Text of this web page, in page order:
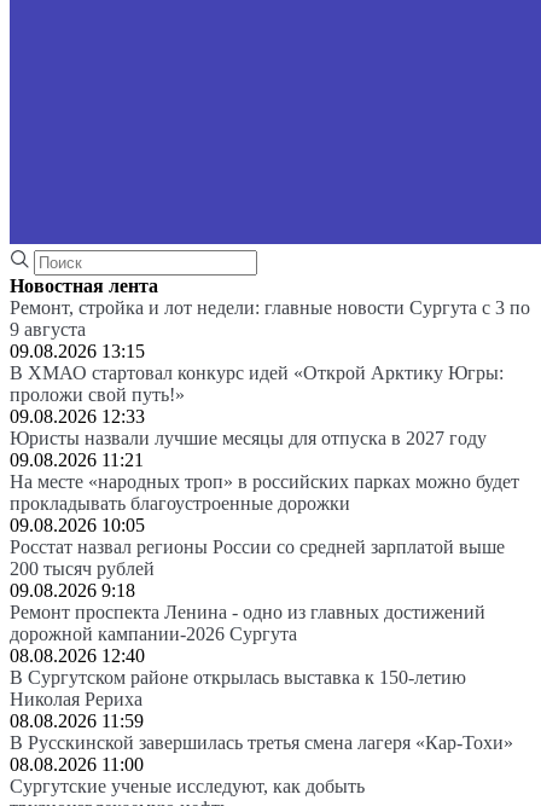
Новостная лента
Ремонт, стройка и лот недели: главные новости Сургута с 3 по
9 августа
09.08.2026 13:15
В ХМАО стартовал конкурс идей «Открой Арктику Югры:
проложи свой путь!»
09.08.2026 12:33
Юристы назвали лучшие месяцы для отпуска в 2027 году
09.08.2026 11:21
На месте «народных троп» в российских парках можно будет
прокладывать благоустроенные дорожки
09.08.2026 10:05
Росстат назвал регионы России со средней зарплатой выше
200 тысяч рублей
09.08.2026 9:18
Ремонт проспекта Ленина - одно из главных достижений
дорожной кампании-2026 Сургута
08.08.2026 12:40
В Сургутском районе открылась выставка к 150-летию
Николая Рериха
08.08.2026 11:59
В Русскинской завершилась третья смена лагеря «Кар-Тохи»
08.08.2026 11:00
Сургутские ученые исследуют, как добыть